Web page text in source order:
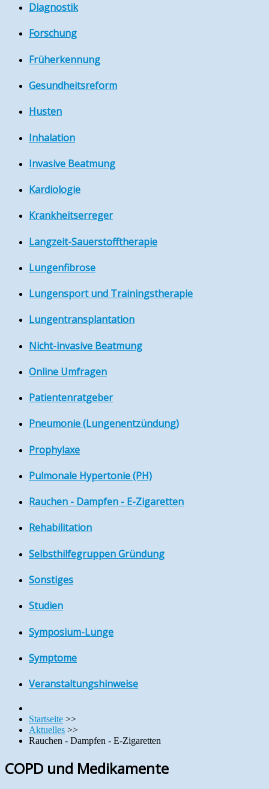
Diagnostik
Forschung
Früherkennung
Gesundheitsreform
Husten
Inhalation
Invasive Beatmung
Kardiologie
Krankheitserreger
Langzeit-Sauerstofftherapie
Lungenfibrose
Lungensport und Trainingstherapie
Lungentransplantation
Nicht-invasive Beatmung
Online Umfragen
Patientenratgeber
Pneumonie (Lungenentzündung)
Prophylaxe
Pulmonale Hypertonie (PH)
Rauchen - Dampfen - E-Zigaretten
Rehabilitation
Selbsthilfegruppen Gründung
Sonstiges
Studien
Symposium-Lunge
Symptome
Veranstaltungshinweise
Startseite >>
Aktuelles >>
Rauchen - Dampfen - E-Zigaretten
COPD und Medikamente